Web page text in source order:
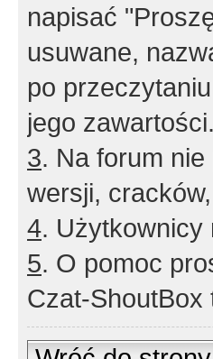
napisać
usuwane,
po
jego zawartości.
3. Na forum
wersji,
4. Użytkownicy
5. O pomoc
Czat-ShoutBox